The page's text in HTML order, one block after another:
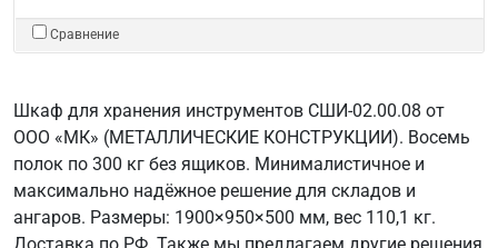
Сравнение
Шкаф для хранения инструментов СШИ-02.00.08 от
ООО «МК» (МЕТАЛЛИЧЕСКИЕ КОНСТРУКЦИИ). Восемь
полок по 300 кг без ящиков. Минималистичное и
максимально надёжное решение для складов и
ангаров. Размеры: 1900×950×500 мм, вес 110,1 кг.
Доставка по РФ. Также мы предлагаем другие решения